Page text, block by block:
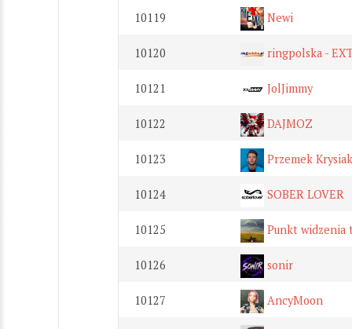
10119 Newi
10120 ringpolska -
10121 JolJimmy
10122 DAJMOZ
10123 Przemek Krysiak
10124 SOBER LOVER
10125 Punkt widzenia
10126 sonir
10127 AncyMoon